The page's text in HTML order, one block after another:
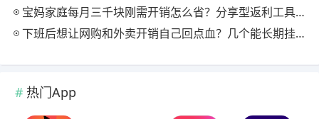
宝妈家庭每月三千块刚需开销怎么省？分享型返利工具这样搭最舒服
下班后想让网购和外卖开销自己回点血？几个能长期挂机的返利入口实测
热门App